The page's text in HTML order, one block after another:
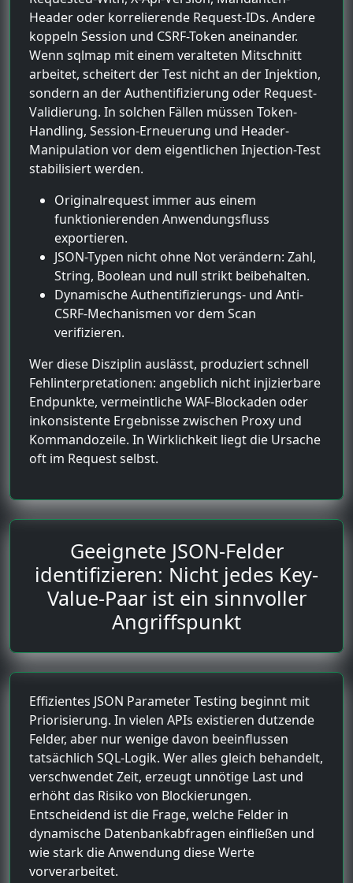
Header oder korrelierende Request-IDs. Andere
koppeln Session und CSRF-Token aneinander.
Wenn sqlmap mit einem veralteten Mitschnitt
arbeitet, scheitert der Test nicht an der Injektion,
sondern an der Authentifizierung oder Request-
Validierung. In solchen Fällen müssen Token-
Handling, Session-Erneuerung und Header-
Manipulation vor dem eigentlichen Injection-Test
stabilisiert werden.
Originalrequest immer aus einem
funktionierenden Anwendungsfluss
exportieren.
JSON-Typen nicht ohne Not verändern: Zahl,
String, Boolean und null strikt beibehalten.
Dynamische Authentifizierungs- und Anti-
CSRF-Mechanismen vor dem Scan
verifizieren.
Wer diese Disziplin auslässt, produziert schnell
Fehlinterpretationen: angeblich nicht injizierbare
Endpunkte, vermeintliche WAF-Blockaden oder
inkonsistente Ergebnisse zwischen Proxy und
Kommandozeile. In Wirklichkeit liegt die Ursache
oft im Request selbst.
Geeignete JSON-Felder
identifizieren: Nicht jedes Key-
Value-Paar ist ein sinnvoller
Angriffspunkt
Effizientes JSON Parameter Testing beginnt mit
Priorisierung. In vielen APIs existieren dutzende
Felder, aber nur wenige davon beeinflussen
tatsächlich SQL-Logik. Wer alles gleich behandelt,
verschwendet Zeit, erzeugt unnötige Last und
erhöht das Risiko von Blockierungen.
Entscheidend ist die Frage, welche Felder in
dynamische Datenbankabfragen einfließen und
wie stark die Anwendung diese Werte
vorverarbeitet.